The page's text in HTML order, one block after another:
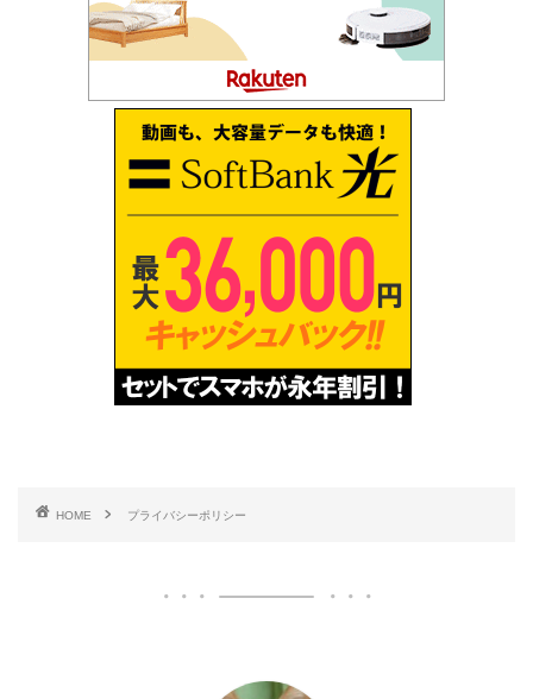
HOME プライバシーポリシー